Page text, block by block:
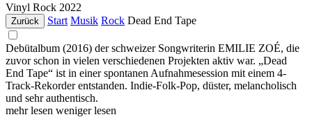
Vinyl Rock 2022
Zurück Start Musik Rock Dead End Tape
Debütalbum (2016) der schweizer Songwriterin EMILIE ZOÉ, die
zuvor schon in vielen verschiedenen Projekten aktiv war. „Dead
End Tape“ ist in einer spontanen Aufnahmesession mit einem 4-
Track-Rekorder entstanden. Indie-Folk-Pop, düster, melancholisch
und sehr authentisch.
mehr lesen weniger lesen